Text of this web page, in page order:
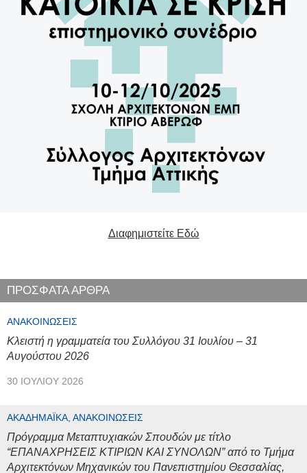
Διαφημιστείτε Εδώ
ΠΡΟΣΦΑΤΑ ΑΡΘΡΑ
ΑΝΑΚΟΙΝΏΣΕΙΣ
Κλειστή η γραμματεία του Συλλόγου 31 Ιουλίου – 31
Αυγούστου 2026
30 ΙΟΥΛΊΟΥ 2026
ΑΚΑΔΗΜΑΪΚΆ, ΑΝΑΚΟΙΝΏΣΕΙΣ
Πρόγραμμα Μεταπτυχιακών Σπουδών με τίτλο
“ΕΠΑΝΑΧΡΗΣΕΙΣ ΚΤΙΡΙΩΝ ΚΑΙ ΣΥΝΟΛΩΝ” από το Τμήμα
Αρχιτεκτόνων Μηχανικών του Πανεπιστημίου Θεσσαλίας,